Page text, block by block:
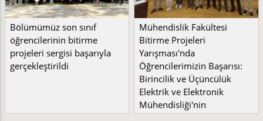
Bölümümüz son sınıf
öğrencilerinin bitirme
projeleri sergisi başarıyla
gerçekleştirildi
Mühendislik Fakültesi
Bitirme Projeleri
Yarışması'nda
Öğrencilerimizin Başarısı:
Birincilik ve Üçüncülük
Elektrik ve Elektronik
Mühendisliği'nin